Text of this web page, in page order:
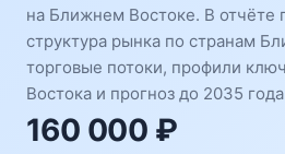
на Ближнем Востоке. В отчёте
структура рынка по странам
торговые потоки, профили
Востока и прогноз до 2035
160 000 ₽